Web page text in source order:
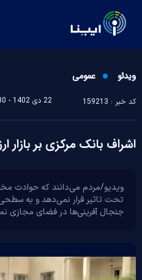
ویدئو عمومی
کد خبر : 159213 22 دی 1402 - 08:30
اشراف بانک مرکزی بر بازار
ویدیو/مردم می‌دانند که حوادث
تحت تاثیر قرار نمی‌دهد و به سطحی
جنجال آفرینی‌ها در فضای مجازی